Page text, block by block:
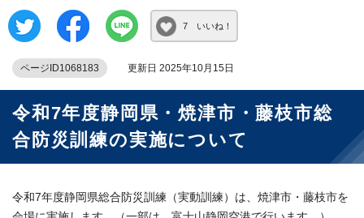
7 いいね！
ページID1068183 更新日 2025年10月15日
令和7年度静岡県・焼津市・藤枝市総
合防災訓練の実施について
令和7年度静岡県総合防災訓練（実動訓練）は、焼津市・藤枝市を